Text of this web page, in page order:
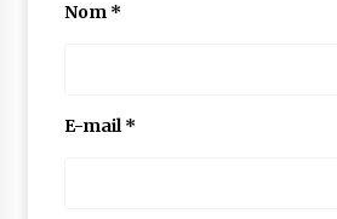
Nom *
E-mail*